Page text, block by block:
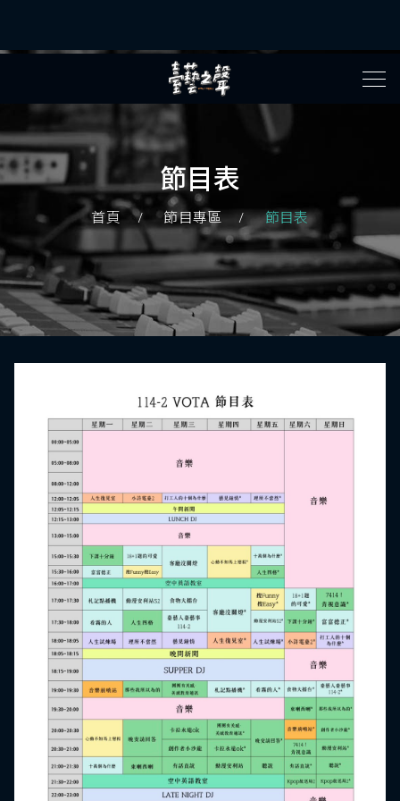
節目表
首頁 節目專區 節目表